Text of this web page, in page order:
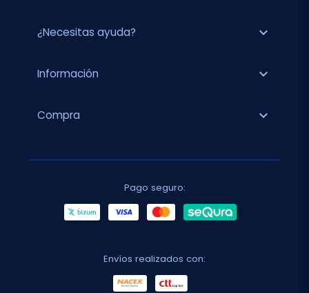
¿Necesitas ayuda? expand_more
Información expand_more
Compra expand_more
Pago seguro:
Envíos realizados con: